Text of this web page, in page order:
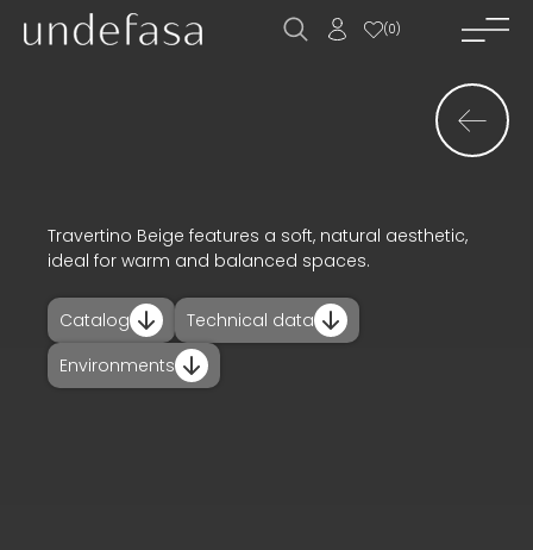
(0)
products_
projects_
downloads_
contact_
Travertino Beige features a soft, natural aesthetic,
ideal for warm and balanced spaces.
Catalog
Technical data
Environments